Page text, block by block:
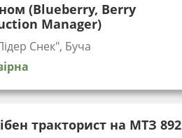
(Blueberry, Berry
Manager)
Снек", Буча
тракторист на МТЗ 892